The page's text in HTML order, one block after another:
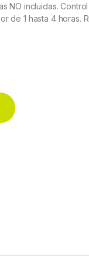
NO incluidas.
de 1 hasta 4 horas.
control remoto